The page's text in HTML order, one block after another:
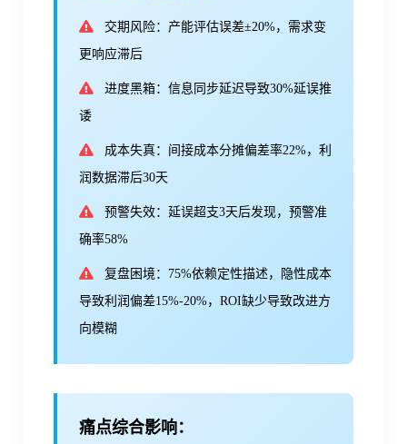
交期风险：产能评估误差±20%，需求变
更响应滞后
进度黑箱：信息同步延迟导致30%延误推
诿
成本失真：间接成本分摊偏差率22%，利
润数据滞后30天
预警失效：延误超支3天后发现，预警准
确率58%
复盘困境：75%依赖定性描述，隐性成本
导致利润偏差15%-20%，ROI缺少导致改进方
向模糊
痛点综合影响：